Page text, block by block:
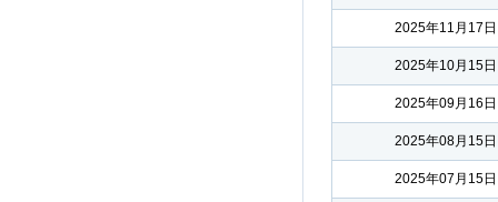
2025年11月17日
2025年10月15日
2025年09月16日
2025年08月15日
2025年07月15日